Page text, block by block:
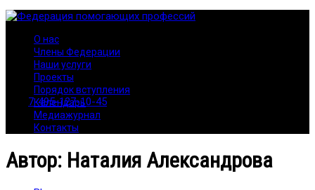
7-495-127-10-45
О нас
Члены Федерации
Наши услуги
Проекты
Порядок вступления
Календарь
Медиажурнал
Контакты
Автор: Наталия Александрова